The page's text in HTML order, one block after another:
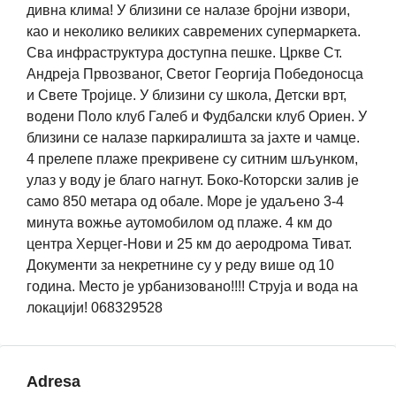
дивна клима! У близини се налазе бројни извори,
као и неколико великих савремених супермаркета.
Сва инфраструктура доступна пешке. Цркве Ст.
Андреја Првозваног, Светог Георгија Победоносца
и Свете Тројице. У близини су школа, Детски врт,
водени Поло клуб Галеб и Фудбалски клуб Ориен. У
близини се налазе паркиралишта за јахте и чамце.
4 прелепе плаже прекривене су ситним шљунком,
улаз у воду је благо нагнут. Боко-Которски залив је
само 850 метара од обале. Море је удаљено 3-4
минута вожње аутомобилом од плаже. 4 км до
центра Херцег-Нови и 25 км до аеродрома Тиват.
Документи за некретнине су у реду више од 10
година. Место је урбанизовано!!!! Струја и вода на
локацији! 068329528
Adresa